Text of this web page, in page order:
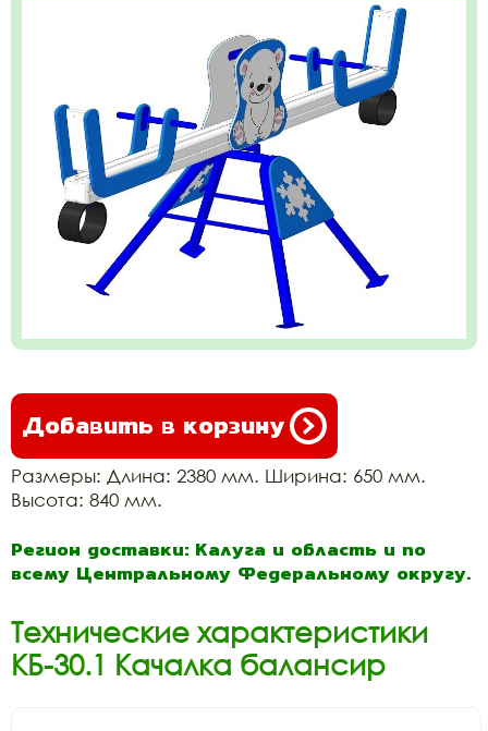
Добавить в корзину
Размеры: Длина: 2380 мм. Ширина: 650 мм.
Высота: 840 мм.
Регион доставки: Калуга и область и по
всему Центральному Федеральному округу.
Технические характеристики
КБ-30.1 Качалка балансир